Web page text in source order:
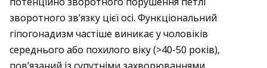
зворотного зв’язку цієї осі. Функціональний
гіпогонадизм частіше виникає у чоловіків
середнього або похилого віку (>40-50 років),